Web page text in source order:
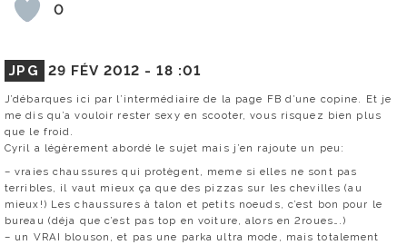
0
JPG 29 FÉV 2012 -18 :01
J’débarques ici par l’intermédiaire de la page FB d’une copine. Et je
me dis qu’a vouloir rester sexy en scooter, vous risquez bien plus
que le froid.
Cyril a légèrement abordé le sujet mais j’en rajoute un peu:
– vraies chaussures qui protègent, meme si elles ne sont pas
terribles, il vaut mieux ça que des pizzas sur les chevilles (au
mieux!) Les chaussures à talon et petits noeuds, c’est bon pour le
bureau (déja que c’est pas top en voiture, alors en 2roues….)
– un VRAI blouson, et pas une parka ultra mode, mais totalement